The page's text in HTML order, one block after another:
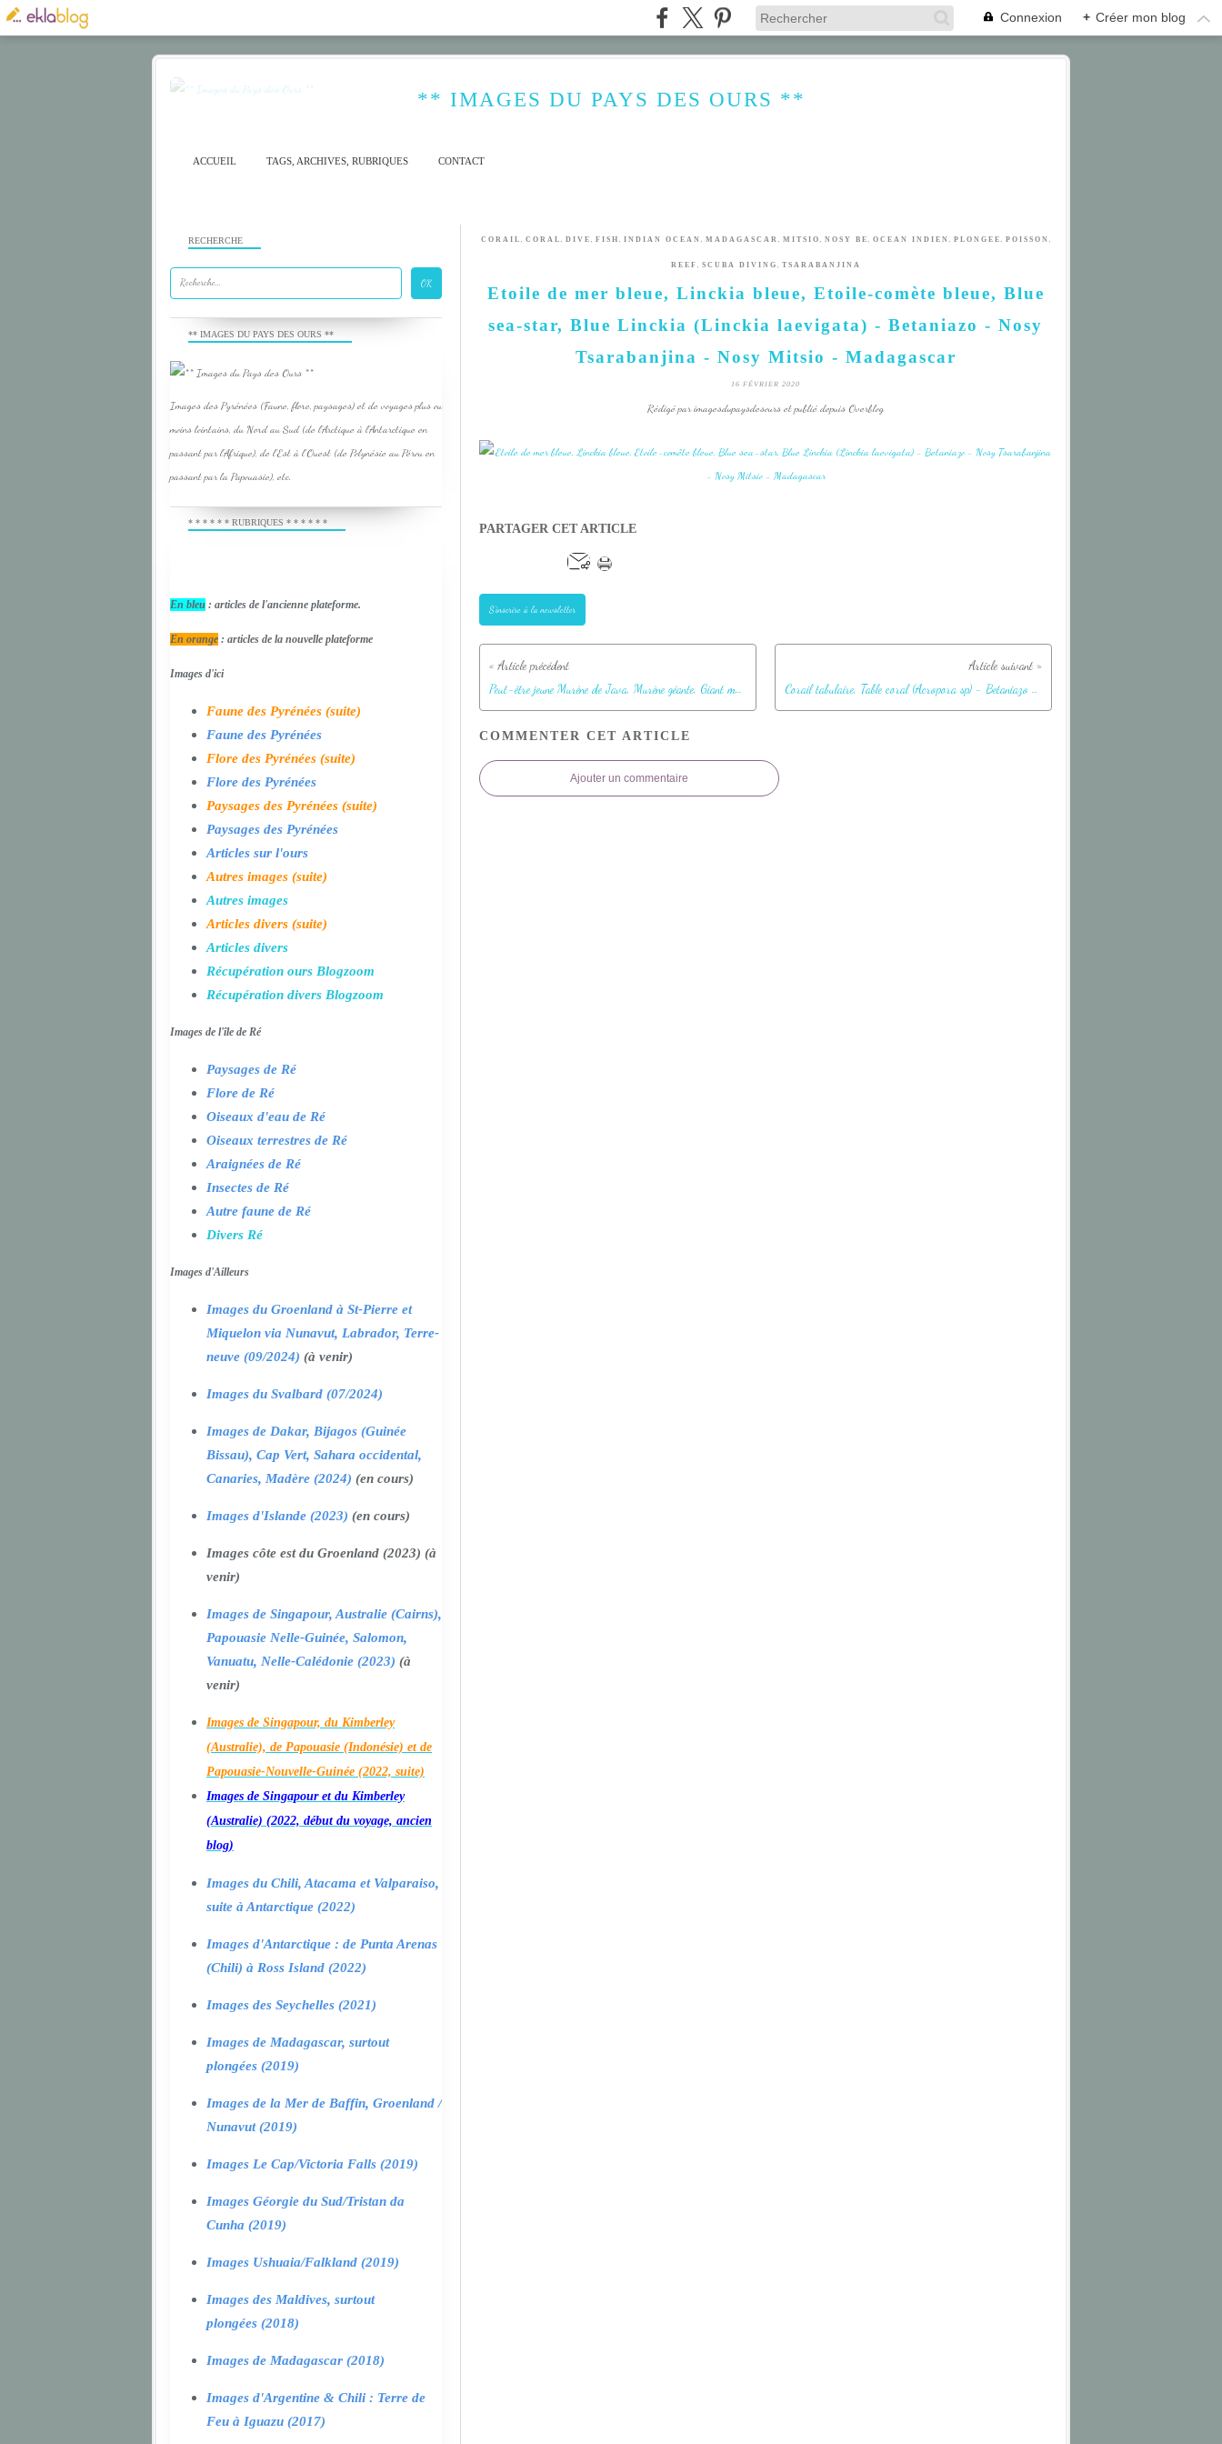
Connexion + Créer mon blog
** IMAGES DU PAYS DES OURS **
ACCUEIL TAGS, ARCHIVES, RUBRIQUES CONTACT
CORAIL , CORAL , DIVE , FISH , INDIAN OCEAN , MADAGASCAR , MITSIO , NOSY BE , OCEAN INDIEN , PLONGEE , POISSON ,
REEF , SCUBA DIVING , TSARABANJINA
Etoile de mer bleue, Linckia bleue, Etoile-comète bleue, Blue
sea-star, Blue Linckia (Linckia laevigata) - Betaniazo - Nosy
Tsarabanjina - Nosy Mitsio - Madagascar
16 FÉVRIER 2020
Rédigé par imagesdupaysdesours et publié depuis Overblog
PARTAGER CET ARTICLE
S'inscrire à la newsletter
Peut-être jeune Murène de Java, Murène géante, Giant moray (Gymnothorax javanicus) - Betaniazo - Nosy Tsarabanjina - Nosy Mitsio - Madagascar Corail tabulaire, Table coral (Acropora sp) - Betaniazo - Nosy Tsarabanjina - Nosy Mitsio - Madagascar
COMMENTER CET ARTICLE
Ajouter un commentaire
RECHERCHE
** IMAGES DU PAYS DES OURS **
Images des Pyrénées (Faune, flore, paysages) et de voyages plus ou
moins lointains, du Nord au Sud (de l'Arctique à l'Antarctique en
passant par l'Afrique), de l'Est à l'Ouest (de Polynésie au Pérou en
passant par la Papouasie), etc.
* * * * * * RUBRIQUES * * * * * *
En bleu : articles de l'ancienne plateforme.
En orange : articles de la nouvelle plateforme
Images d'ici
Faune des Pyrénées (suite)
Faune des Pyrénées
Flore des Pyrénées (suite)
Flore des Pyrénées
Paysages des Pyrénées (suite)
Paysages des Pyrénées
Articles sur l'ours
Autres images (suite)
Autres images
Articles divers (suite)
Articles divers
Récupération ours Blogzoom
Récupération divers Blogzoom
Images de l'île de Ré
Paysages de Ré
Flore de Ré
Oiseaux d'eau de Ré
Oiseaux terrestres de Ré
Araignées de Ré
Insectes de Ré
Autre faune de Ré
Divers Ré
Images d'Ailleurs
Images du Groenland à St-Pierre et
Miquelon via Nunavut, Labrador, Terre-
neuve (09/2024) (à venir)
Images du Svalbard (07/2024)
Images de Dakar, Bijagos (Guinée
Bissau), Cap Vert, Sahara occidental,
Canaries, Madère (2024) (en cours)
Images d'Islande (2023) (en cours)
Images côte est du Groenland (2023) (à
venir)
Images de Singapour, Australie (Cairns),
Papouasie Nelle-Guinée, Salomon,
Vanuatu, Nelle-Calédonie (2023) (à
venir)
Images de Singapour, du Kimberley
(Australie), de Papouasie (Indonésie) et de
Papouasie-Nouvelle-Guinée (2022, suite)
Images de Singapour et du Kimberley
(Australie) (2022, début du voyage, ancien
blog)
Images du Chili, Atacama et Valparaiso,
suite à Antarctique (2022)
Images d'Antarctique : de Punta Arenas
(Chili) à Ross Island (2022)
Images des Seychelles (2021)
Images de Madagascar, surtout
plongées (2019)
Images de la Mer de Baffin, Groenland /
Nunavut (2019)
Images Le Cap/Victoria Falls (2019)
Images Géorgie du Sud/Tristan da
Cunha (2019)
Images Ushuaia/Falkland (2019)
Images des Maldives, surtout
plongées (2018)
Images de Madagascar (2018)
Images d'Argentine & Chili : Terre de
Feu à Iguazu (2017)